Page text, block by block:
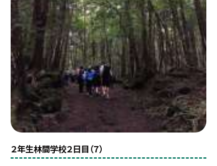
２年生林間学校２日目（７）